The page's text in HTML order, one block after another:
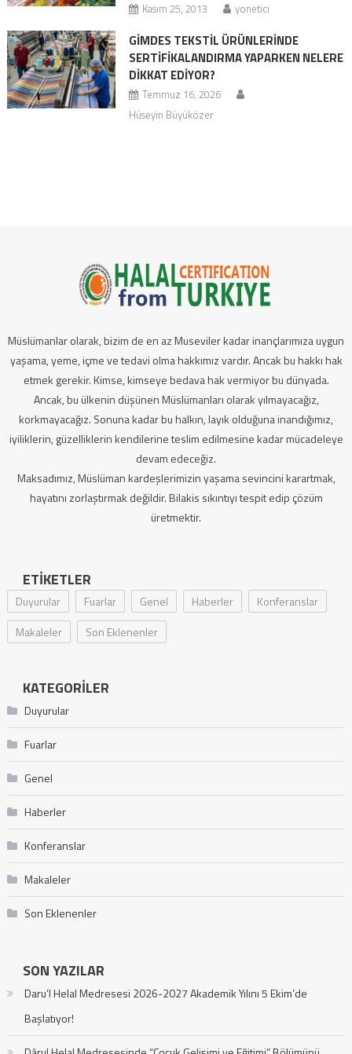
Kasım 25, 2013 yonetici
GİMDES TEKSTIL ÜRÜNLERINDE
SERTIFIKALANDIRMA YAPARKEN NELERE
DIKKAT EDIYOR?
Temmuz 16, 2026
Hüseyin Büyüközer
Müslümanlar olarak, bizim de en az Museviler kadar inançlarımıza uygun
yaşama, yeme, içme ve tedavi olma hakkımız vardır. Ancak bu hakkı hak
etmek gerekir. Kimse, kimseye bedava hak vermiyor bu dünyada.
Ancak, bu ülkenin düşünen Müslümanları olarak yılmayacağız,
korkmayacağız. Sonuna kadar bu halkın, layık olduğuna inandığımız,
iyiliklerin, güzelliklerin kendilerine teslim edilmesine kadar mücadeleye
devam edeceğiz.
Maksadımız, Müslüman kardeşlerimizin yaşama sevincini karartmak,
hayatını zorlaştırmak değildir. Bilakis sıkıntıyı tespit edip çözüm
üretmektir.
ETIKETLER
Duyurular Fuarlar Genel Haberler
Konferanslar
Makaleler
Son Eklenenler
KATEGORILER
Duyurular
Fuarlar
Genel
Haberler
Konferanslar
Makaleler
Son Eklenenler
SON YAZILAR
Daru’l Helal Medresesi 2026-2027 Akademik Yılını 5 Ekim’de
Başlatıyor!